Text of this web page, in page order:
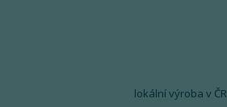
lokální výroba v ČR